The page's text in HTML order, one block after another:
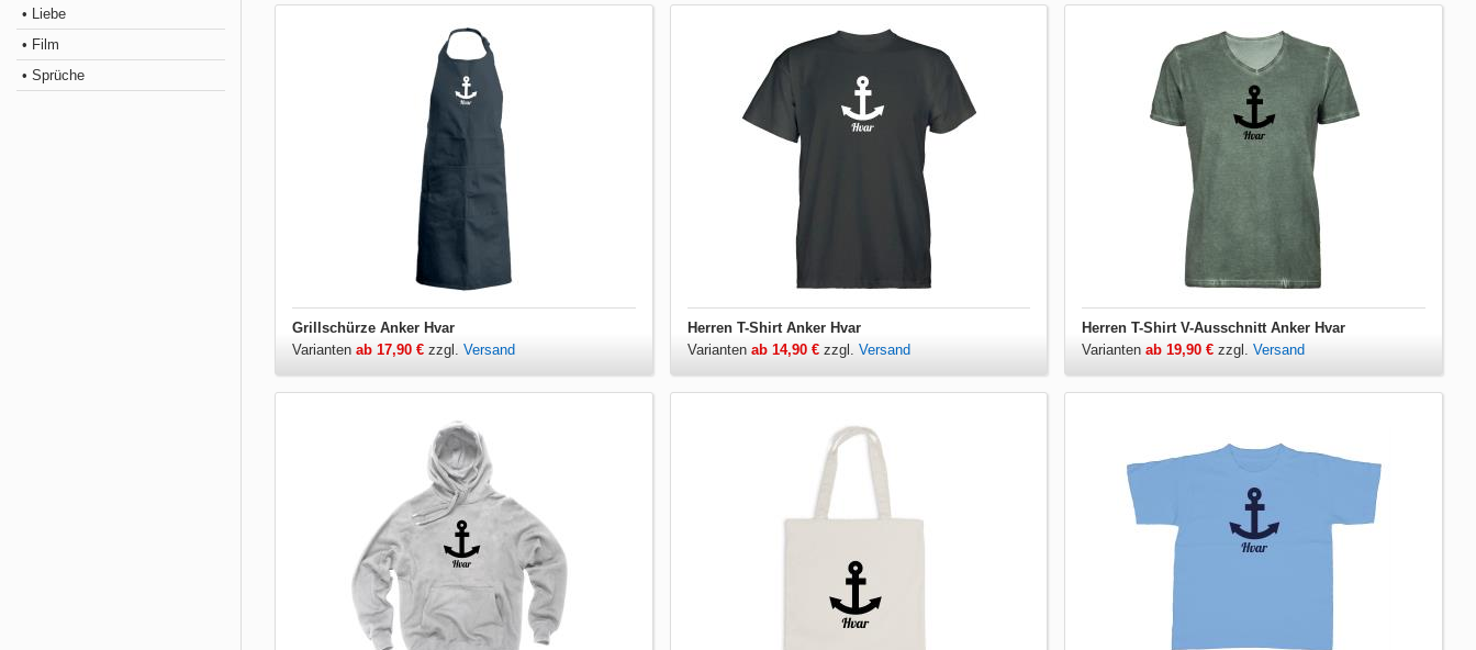
• Liebe
• Film
• Sprüche
Grillschürze Anker Hvar
Varianten ab 17,90 € zzgl. Versand
Herren T-Shirt Anker Hvar
Varianten ab 14,90 €zzgl. Versand
Herren T-Shirt V-Ausschnitt Anker Hvar
Variantenab 19,90 € zzgl.Versand